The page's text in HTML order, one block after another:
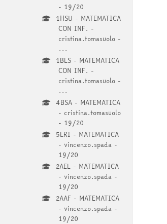
- 19/20
1HSU - MATEMATICA
CON INF. -
cristina.tomasuolo -
...
1BLS - MATEMATICA
CON INF. -
cristina.tomasuolo -
...
4BSA - MATEMATICA
- cristina.tomasuolo
- 19/20
5LRI - MATEMATICA
- vincenzo.spada -
19/20
2AEL - MATEMATICA
- vincenzo.spada -
19/20
2AAF - MATEMATICA
- vincenzo.spada -
19/20